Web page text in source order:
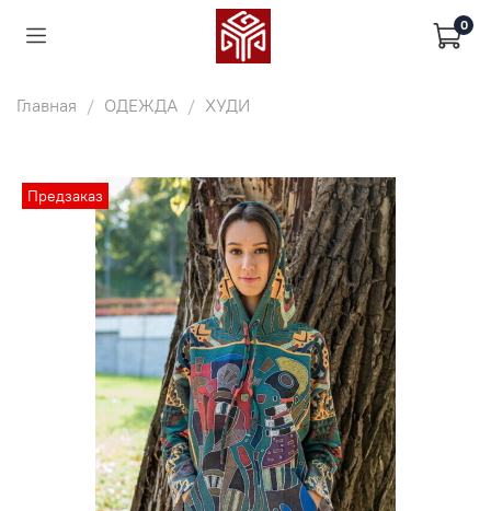
0
Главная ОДЕЖДА ХУДИ
Предзаказ